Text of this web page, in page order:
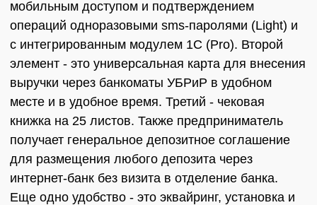
мобильным доступом и подтверждением
операций одноразовыми sms-паролями (Light) и
с интегрированным модулем 1С (Pro). Второй
элемент - это универсальная карта для внесения
выручки через банкоматы УБРиР в удобном
месте и в удобное время. Третий - чековая
книжка на 25 листов. Также предприниматель
получает генеральное депозитное соглашение
для размещения любого депозита через
интернет-банк без визита в отделение банка.
Еще одно удобство - это эквайринг, установка и